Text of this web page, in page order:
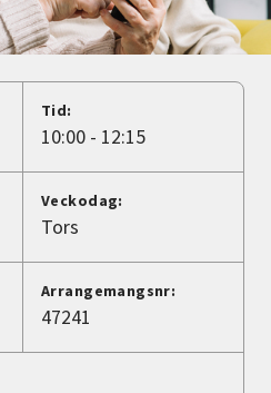
Tid:
10:00 - 12:15
Veckodag:
Tors
Arrangemangsnr:
47241